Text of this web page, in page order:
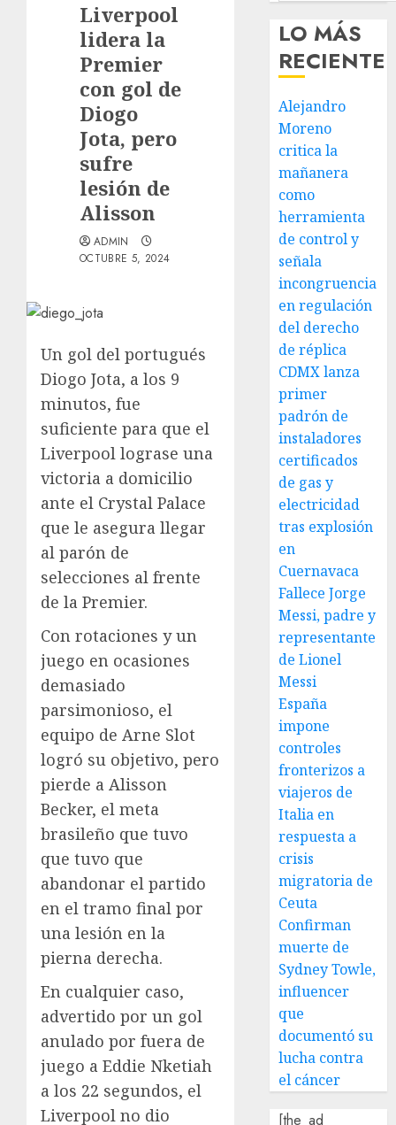
Liverpool
lidera la
Premier
con gol de
Diogo
Jota, pero
sufre
lesión de
Alisson
ADMIN
OCTUBRE 5, 2024
Un gol del portugués
Diogo Jota, a los 9
minutos, fue
suficiente para que el
Liverpool lograse una
victoria a domicilio
ante el Crystal Palace
que le asegura llegar
al parón de
selecciones al frente
de la Premier.
Con rotaciones y un
juego en ocasiones
demasiado
parsimonioso, el
equipo de Arne Slot
logró su objetivo, pero
pierde a Alisson
Becker, el meta
brasileño que tuvo
que tuvo que
abandonar el partido
en el tramo final por
una lesión en la
pierna derecha.
En cualquier caso,
advertido por un gol
anulado por fuera de
juego a Eddie Nketiah
a los 22 segundos, el
Liverpool no dio
LO MÁS
RECIENTE
Alejandro
Moreno
critica la
mañanera
como
herramienta
de control y
señala
incongruencia
en regulación
del derecho
de réplica
CDMX lanza
primer
padrón de
instaladores
certificados
de gas y
electricidad
tras explosión
en
Cuernavaca
Fallece Jorge
Messi, padre y
representante
de Lionel
Messi
España
impone
controles
fronterizos a
viajeros de
Italia en
respuesta a
crisis
migratoria de
Ceuta
Confirman
muerte de
Sydney Towle,
influencer
que
documentó su
lucha contra
el cáncer
[the_ad